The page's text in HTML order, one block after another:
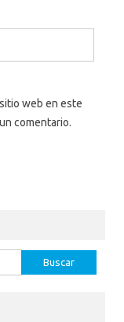
web en este
comentario.